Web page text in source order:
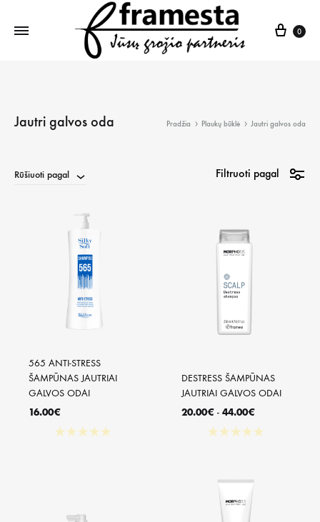
0
Jautri galvos oda Pradžia Plaukų būklė Jautri galvos oda
Rūšiuoti pagal Filtruoti pagal
565 ANTI-STRESS
ŠAMPŪNAS JAUTRIAI
GALVOS ODAI
16.00€
★★★★★
DESTRESS ŠAMPŪNAS
JAUTRIAI GALVOS ODAI
20.00€ - 44.00€
★★★★★